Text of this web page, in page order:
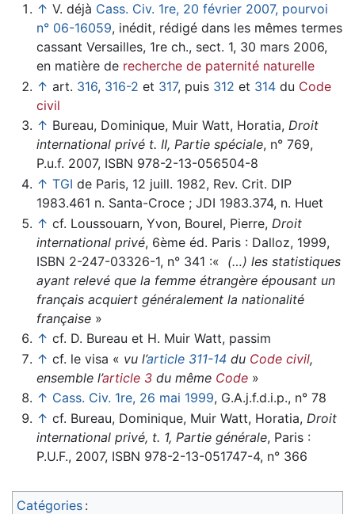
↑ V. déjà Cass. Civ. 1re, 20 février 2007, pourvoi
n° 06-16059, inédit, rédigé dans les mêmes termes
cassant Versailles, 1re ch., sect. 1, 30 mars 2006,
en matière de recherche de paternité naturelle
↑ art. 316, 316-2 et 317, puis 312 et 314du Code
civil
↑ Bureau, Dominique, Muir Watt, Horatia, Droit
international privé t. II, Partie spéciale, n° 769,
P.u.f. 2007, ISBN 978-2-13-056504-8
↑ TGI de Paris, 12 juill. 1982, Rev. Crit. DIP
1983.461 n. Santa-Croce ; JDI 1983.374, n. Huet
↑ cf. Loussouarn, Yvon, Bourel, Pierre, Droit
international privé, 6ème éd. Paris : Dalloz, 1999,
ISBN 2-247-03326-1, n° 341 :« (…) les statistiques
ayant relevé que la femme étrangère épousant un
français acquiert généralement la nationalité
française»
↑ cf. D. Bureau et H. Muir Watt, passim
↑ cf. le visa « vu l’article 311-14 du Code civil,
ensemble l’article 3du même Code»
↑ Cass. Civ. 1re, 26 mai 1999, G.A.j.f.d.i.p., n° 78
↑ cf. Bureau, Dominique, Muir Watt, Horatia, Droit
international privé, t. 1, Partie générale, Paris :
P.U.F., 2007, ISBN 978-2-13-051747-4, n° 366
Catégories :